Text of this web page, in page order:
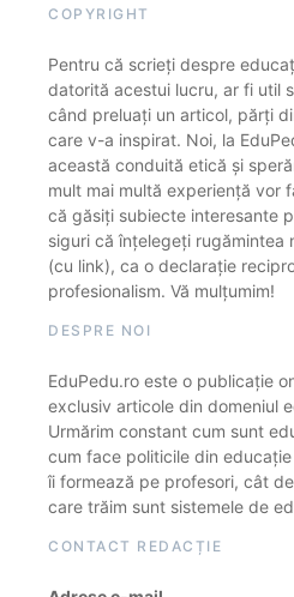
COPYRIGHT
Pentru că scrieți despre
datorită acestui lucru, ar fi util
când preluați un articol, părți
care v-a inspirat. Noi, la
această conduită etică și
mult mai multă experiență vor
că găsiți subiecte interesante
siguri că înțelegeți rugămintea
(cu link), ca o declarație
profesionalism. Vă mulțumim!
DESPRE NOI
EduPedu.ro este o publicație
exclusiv articole din domeniul
Urmărim constant cum sunt
cum face politicile din
îi formează pe profesori, cât
care trăim sunt sistemele de
CONTACT REDACȚIE